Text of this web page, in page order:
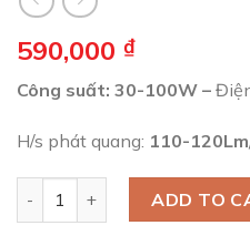
590,000 ₫
Công suất: 30-100W –
H/s phát quang: 110-
ADD TO